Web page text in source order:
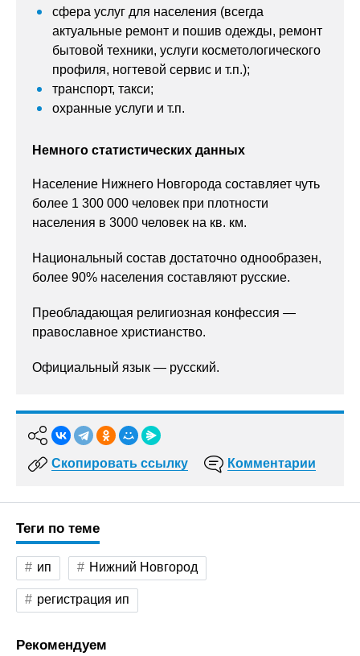
сфера услуг для населения (всегда
актуальные ремонт и пошив одежды, ремонт
бытовой техники, услуги косметологического
профиля, ногтевой сервис и т.п.);
транспорт, такси;
охранные услуги и т.п.
Немного статистических данных
Население Нижнего Новгорода составляет чуть
более 1 300 000 человек при плотности
населения в 3000 человек на кв. км.
Национальный состав достаточно однообразен,
более 90% населения составляют русские.
Преобладающая религиозная конфессия —
православное христианство.
Официальный язык — русский.
Скопировать ссылку Комментарии
Теги по теме
ип Нижний Новгород
регистрация ип
Рекомендуем